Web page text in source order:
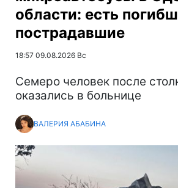
области: есть
пострадавшие
18:57 09.08.2026 Вс
Cемеро человек после
оказались в больнице
ВАЛЕРИЯ АБАБИНА